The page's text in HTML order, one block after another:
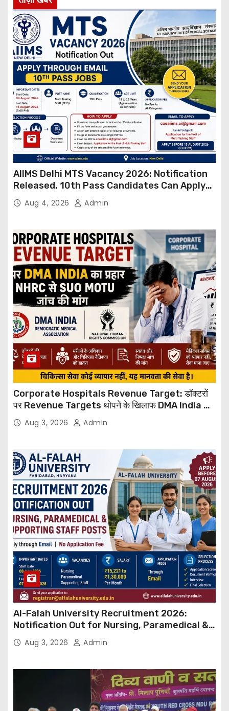
AIIMS Delhi MTS Vacancy 2026: Notification
Released, 10th Pass Candidates Can Apply
Through Email
Aug 4, 2026 Admin
Corporate Hospitals Revenue Target: डॉक्टरों
पर Revenue Targets थोपने के खिलाफ DMA India का
बड़ा कदम, NHRC से Suo Motu जांच की मांग
Aug 3, 2026 Admin
Al-Falah University Recruitment 2026:
Notification Out for Nursing, Paramedical &
Supporting Staff Posts, Apply Through Email
Aug 3, 2026 Admin